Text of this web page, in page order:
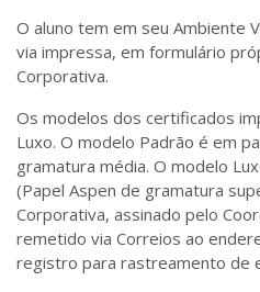
O aluno tem em seu Ambiente
via impressa, em formulário
Corporativa.
Os modelos dos certificados
Luxo. O modelo Padrão é em
gramatura média. O modelo
(Papel Aspen de gramatura
Corporativa, assinado pelo
remetido via Correios ao
registro para rastreamento de